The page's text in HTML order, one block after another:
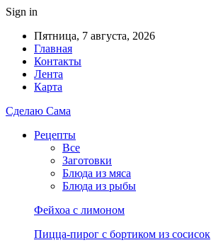
Sign in
Пятница, 7 августа, 2026
Главная
Контакты
Лента
Карта
Сделаю Сама
Рецепты
Все
Заготовки
Блюда из мяса
Блюда из рыбы
Фейхоа с лимоном
Пицца-пирог с бортиком из сосисок